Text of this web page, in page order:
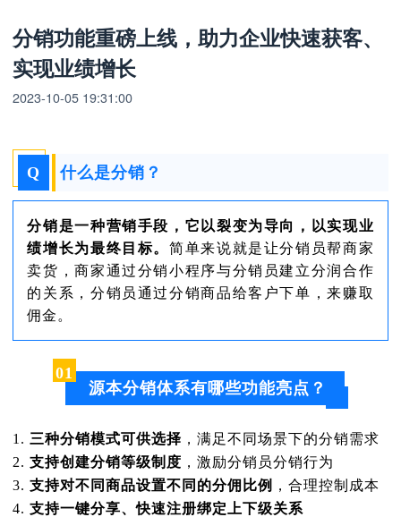
分销功能重磅上线，助力企业快速获客、
实现业绩增长
2023-10-05 19:31:00
Q 什么是分销？
分销是一种营销手段，它以裂变为导向，以实现业
绩增长为最终目标。简单来说就是让分销员帮商家
卖货，商家通过分销小程序与分销员建立分润合作
的关系，分销员通过分销商品给客户下单，来赚取
佣金。
01
源本分销体系有哪些功能亮点？
1. 三种分销模式可供选择 ，满足不同场景下的分销需求
2.支持创建分销等级制度 ，激励分销员分销行为
3.支持对不同商品设置不同的分佣比例
，合理控制成本
4.支持一键分享、快速注册绑定上下级关系